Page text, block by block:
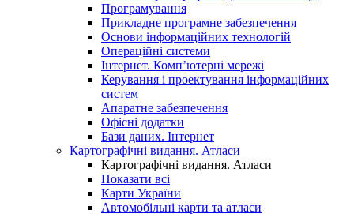
Програмування
Прикладне програмне забезпечення
Основи інформаційних технологій
Операційні системи
Інтернет. Комп’ютерні мережі
Керування і проектування інформаційних
систем
Апаратне забезпечення
Офісні додатки
Бази даних. Інтернет
Картографічні видання. Атласи
Картографічні видання. Атласи
Показати всі
Карти України
Автомобільні карти та атласи